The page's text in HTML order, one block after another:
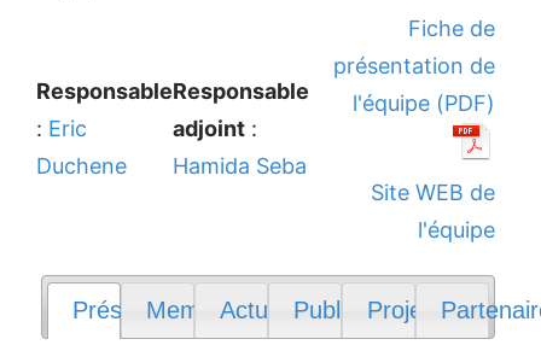
Responsable
: Eric
Duchene
Responsable
adjoint :
Hamida Seba
Fiche de
présentation de
l'équipe (PDF)
Site WEB de
l'équipe
PrésentationMembresActualitésPublications
Projets